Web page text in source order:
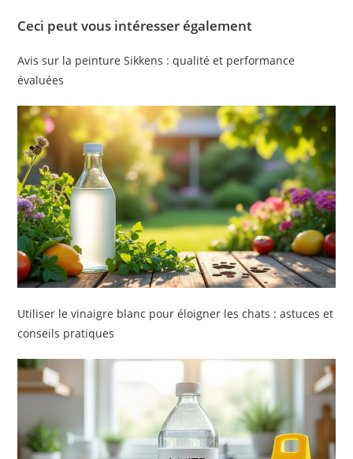
Ceci peut vous intéresser également
Avis sur la peinture Sikkens : qualité et performance
évaluées
Utiliser le vinaigre blanc pour éloigner les chats : astuces et
conseils pratiques